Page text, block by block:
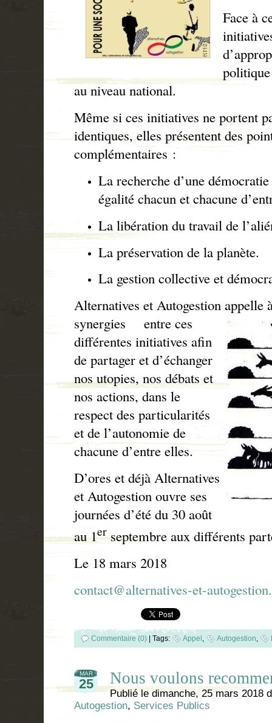
Face à
au niveau national.
Même si ces initiatives ne portent
identiques, elles présentent des
complémentaires :
La recherche d’une
égalité chacun et chacune
La libération du travail de
La préservation de la planète.
La gestion collective et
Alternatives et Autogestion appelle
synergies entre ces
différentes initiatives afin
de partager et d’échanger
nos utopies, nos débats et
nos actions, dans le
respect des particularités
et de l’autonomie de
chacune d’entre elles.
D’ores et déjà Alternatives
et Autogestion ouvre ses
journées d’été du 30 août
au 1erseptembre aux différents
Le 18 mars 2018
contact@alternatives-et-
Commentaire (0) | Tags: Appel Autogestion
MAR
25 Nous voulons
Publié ledimanche, 25 mars 2018
Autogestion, Services Publics